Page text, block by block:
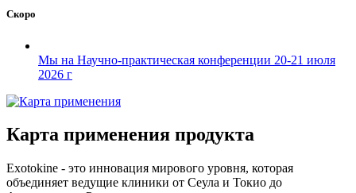
Скоро
Мы на Научно-практическая конференции 20-21 июля
2026 г
Карта применения продукта
Exotokine - это инновация мирового уровня, которая
объединяет ведущие клиники от Сеула и Токио до